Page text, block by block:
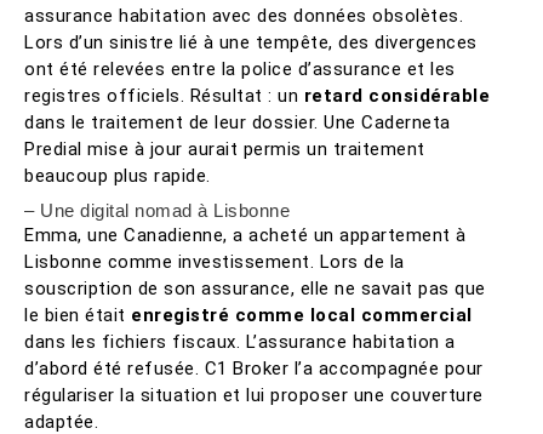
assurance habitation avec des données obsolètes.
Lors d’un sinistre lié à une tempête, des divergences
ont été relevées entre la police d’assurance et les
registres officiels. Résultat : un retard considérable
dans le traitement de leur dossier. Une Caderneta
Predial mise à jour aurait permis un traitement
beaucoup plus rapide.
– Une digital nomad à Lisbonne
Emma, une Canadienne, a acheté un appartement à
Lisbonne comme investissement. Lors de la
souscription de son assurance, elle ne savait pas que
le bien était enregistré comme local commercial
dans les fichiers fiscaux. L’assurance habitation a
d’abord été refusée. C1 Broker l’a accompagnée pour
régulariser la situation et lui proposer une couverture
adaptée.